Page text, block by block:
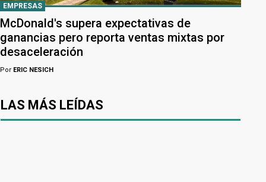
EMPRESAS
McDonald's supera expectativas de
ganancias pero reporta ventas mixtas por
desaceleración
Por ERIC NESICH
LAS MÁS LEÍDAS